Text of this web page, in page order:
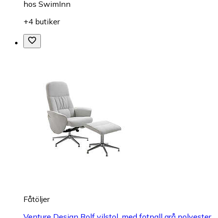
hos SwimInn
+4 butiker
Fåtöljer